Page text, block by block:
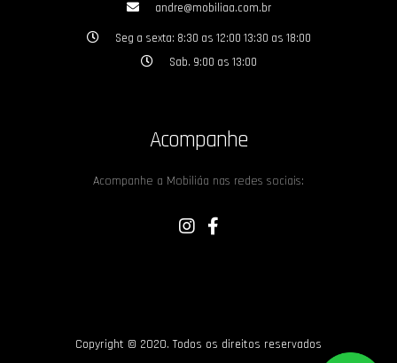
andre@mobiliaa.com.br
Seg a sexta: 8:30 as 12:00 13:30 as 18:00
Sab. 9:00 as 13:00
Acompanhe
Acompanhe a Mobiliáa nas redes sociais:
Copyright © 2020. Todos os direitos reservados